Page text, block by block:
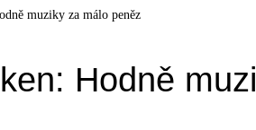
muziky za málo peněz
Hodně